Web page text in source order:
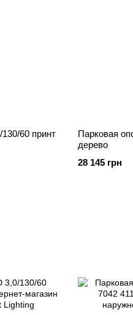
60 принт
Парковая
дерево
28 145 грн